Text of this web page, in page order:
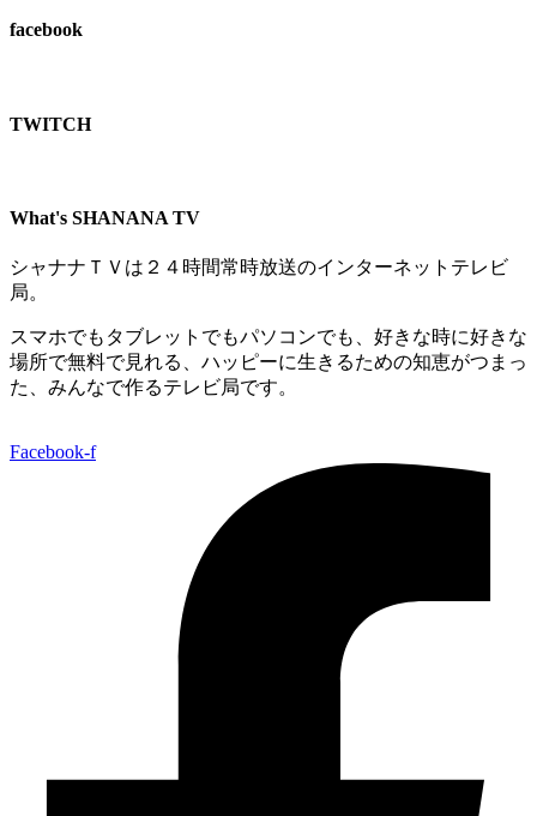
facebook
TWITCH​
What's SHANANA TV
シャナナＴＶは２４時間常時放送のインターネットテレビ
局。
スマホでもタブレットでもパソコンでも、好きな時に好きな
場所で無料で見れる、 ハッピーに生きるための知恵がつまっ
た、みんなで作るテレビ局です。
Facebook-f